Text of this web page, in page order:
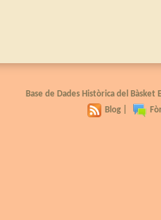
Base de Dades Històrica del
Blog